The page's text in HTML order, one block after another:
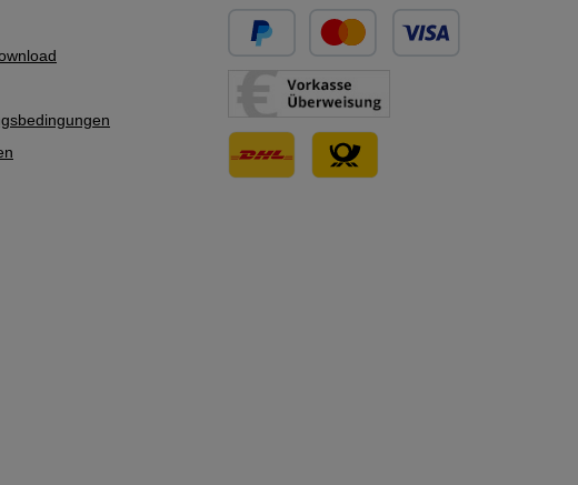
Benutzerdefiniertes Bild 1
Benutzerdefiniertes Bild 3